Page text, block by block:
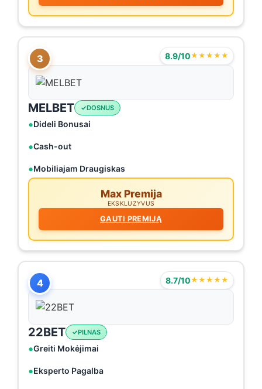
3 8.9/10★★★★★
MELBET DOSNUS
Dideli Bonusai
Cash-out
Mobiliajam Draugiskas
Max Premija
EKSKLUZYVUS
GAUTI PREMIJĄ
4 8.7/10★★★★★
22BET PILNAS
Greiti Mokėjimai
Eksperto Pagalba